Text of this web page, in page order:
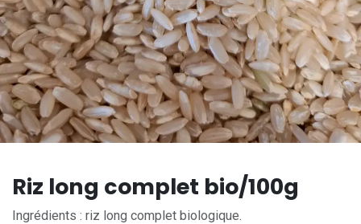
Riz long complet bio/100g
Ingrédients : riz long complet biologique.